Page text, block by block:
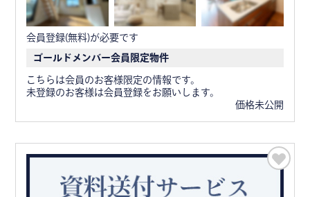
会員登録(無料)が必要です
ゴールドメンバー会員限定物件
こちらは会員のお客様限定の情報です。
未登録のお客様は会員登録をお願いします。
価格未公開